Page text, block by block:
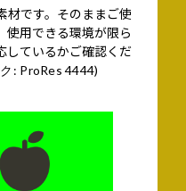
材です。そのままご使
使用できる環境が限ら
しているかご確認くだ
: ProRes 4444)